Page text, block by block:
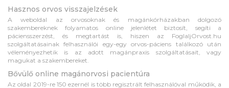
Hasznos orvos visszajelzések
A weboldal az orvosoknak és magánkórházakban dolgozó
szakembereknek folyamatos online jelenlétet biztosít, segíti a
páciensszerzést, és megtartást is, hiszen az FoglaljOrvost.hu
szolgáltatásainak felhasználói egy-egy orvos-páciens találkozó után
véleményezhetik is az adott magánpraxis szolgáltatásait, vagy
magukat a szakembereket.
Bővülő online magánorvosi pacientúra
Az oldal 2019-re 150 ezernél is több regisztrált felhasználóval működik, a